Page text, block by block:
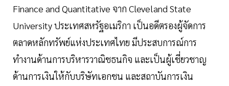
Finance and Quantitative จาก Cleveland State
University ประเทศสหรัฐอเมริกา เป็นอดีตรองผู้จัดการ
ตลาดหลักทรัพย์แห่งประเทศไทย มีประสบการณ์การ
ทำงานด้านการบริหารวาณิชธนกิจ และเป็นผู้เชี่ยวชาญ
ด้านการเงินให้กับบริษัทเอกชน และสถาบันการเงิน